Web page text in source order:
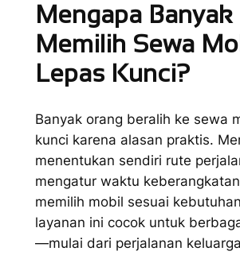
Mengapa
Memilih Sewa
Lepas Kunci?
Banyak orang beralih ke sewa
kunci karena alasan praktis.
menentukan sendiri rute
mengatur waktu
memilih mobil sesuai
layanan ini cocok untuk
—mulai dari perjalanan